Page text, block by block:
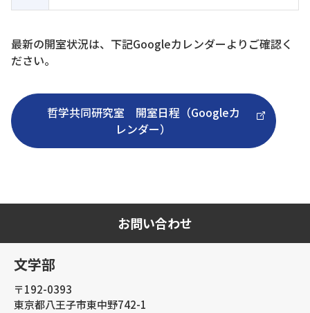
最新の開室状況は、下記Googleカレンダーよりご確認く
ださい。
哲学共同研究室 開室日程（Googleカ
レンダー）
お問い合わせ
文学部
〒192-0393
東京都八王子市東中野742-1